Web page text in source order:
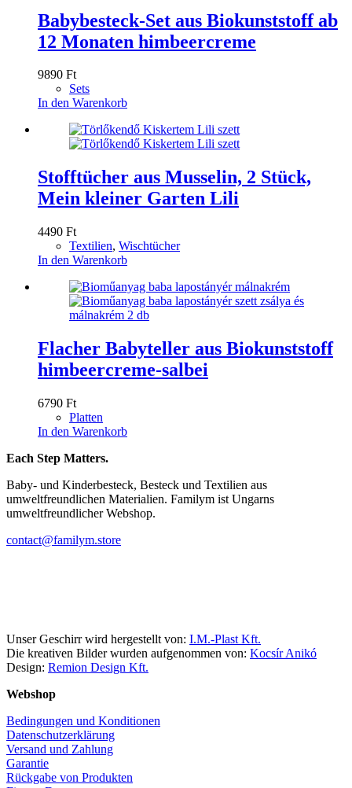
Babybesteck-Set aus Biokunststoff ab
12 Monaten himbeercreme
9890 Ft
Sets
In den Warenkorb
Stofftücher aus Musselin, 2 Stück,
Mein kleiner Garten Lili
4490 Ft
Textilien, Wischtücher
In den Warenkorb
Flacher Babyteller aus Biokunststoff
himbeercreme-salbei
6790 Ft
Platten
In den Warenkorb
Each Step Matters.
Baby- und Kinderbesteck, Besteck und Textilien aus
umweltfreundlichen Materialien. Familym ist Ungarns
umweltfreundlicher Webshop.
contact@familym.store
Unser Geschirr wird hergestellt von: I.M.-Plast Kft.
Die kreativen Bilder wurden aufgenommen von: Kocsír Anikó
Design: Remion Design Kft.
Webshop
Bedingungen und Konditionen
Datenschutzerklärung
Versand und Zahlung
Garantie
Rückgabe von Produkten